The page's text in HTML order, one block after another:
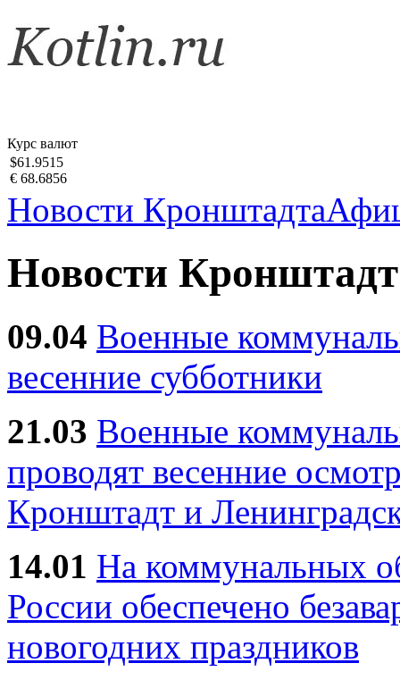
Курс валют
$61.9515
€ 68.6856
Новости Кронштадта
Новости
09.04 Военные
весенние субботники
21.03 Военные
проводят весенние
Кронштадт и
14.01 На коммунальных
России обеспечено
новогодних праздников